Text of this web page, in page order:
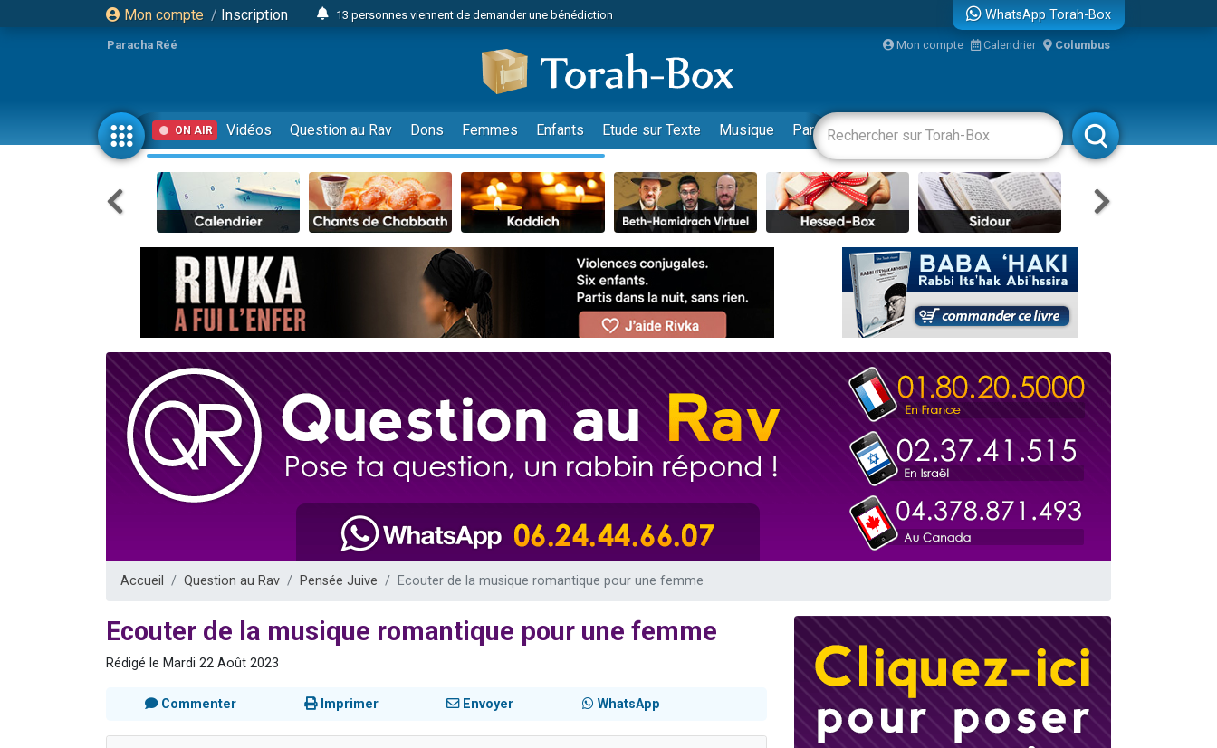
Mon compte / Inscription
13 personnes viennent de demander une bénédiction
12 nouvelles musiques dans Torah-Box Music
30 personnes viennent de faire un don pour Sauvez la jambe de Yohan
3 personnes viennent de nous rejoindre sur WhatsApp
2 personnes viennent de nous rejoindre sur WhatsApp
3 personnes viennent de nous rejoindre sur WhatsApp
2 nouvelles musiques dans Torah-Box Music
8 personnes viennent de faire un don pour Tsédaka : pauvres d'Israel
4 personnes viennent de faire un don pour Diane, 80 ans, dans un appartement insalubre
Nouvelle émission radio : Visions de grandeur n°104 : Le Chabbath et le Birkat Hamazone à travers le temps
61 personnes viennent de demander une bénédiction
Il reste 49 places pour étudier en groupe sur Zoom
Ariel vient de donner son Maasser
Nathaniel vient de donner son Maasser
6 personnes viennent de faire un don pour 5 enfants déjà orphelins risquent de perdre leur maman
10 personnes viennent de demander une bénédiction
Il reste 49 places pour étudier en groupe sur Zoom
2 personnes viennent de nous rejoindre sur WhatsApp
WhatsApp Torah-Box
Paracha Réé Mon compte Calendrier Columbus
ON AIR Vidéos Question au Rav Dons Femmes Enfants Etude sur Texte Musique Paracha Divertissements Livres Rabbanim
Accueil Question au Rav Pensée Juive Ecouter de la musique romantique pour une femme
Ecouter de la musique romantique pour une femme
Rédigé le Mardi 22 Août 2023
Commenter Imprimer Envoyer WhatsApp